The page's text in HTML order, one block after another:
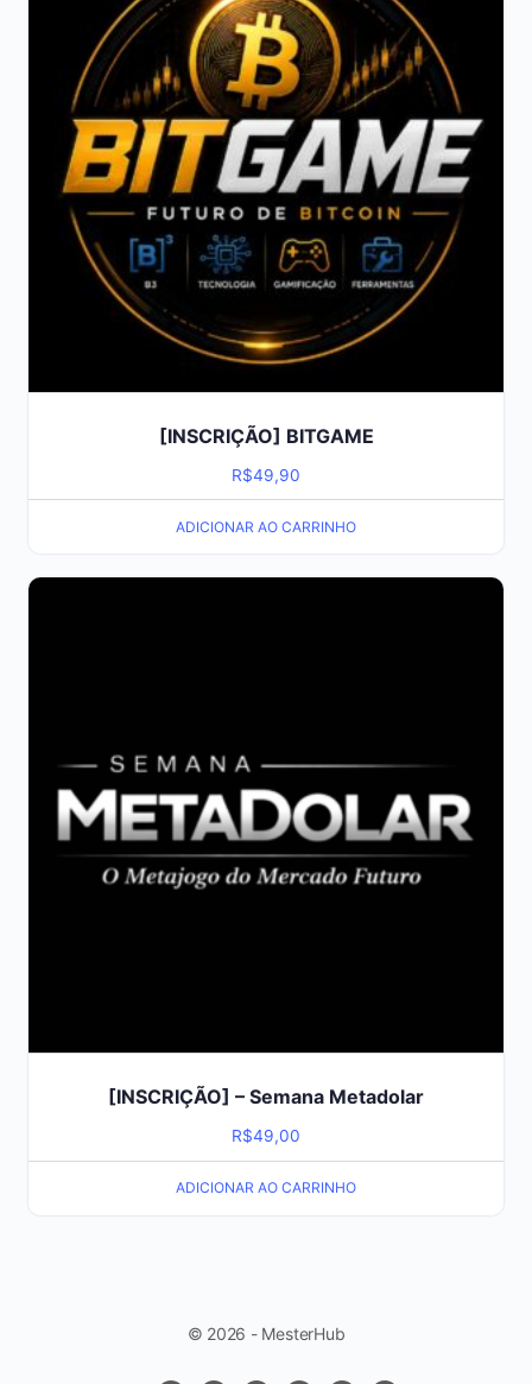
[INSCRIÇÃO] BITGAME
R$49,90
ADICIONAR AO CARRINHO
[INSCRIÇÃO] – Semana Metadolar
R$49,00
ADICIONAR AO CARRINHO
© 2026 - MesterHub